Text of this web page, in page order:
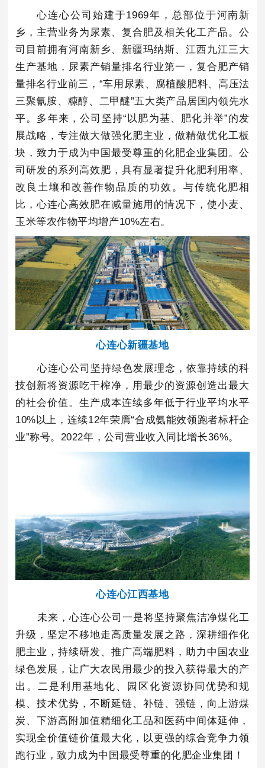
心连心公司始建于1969年，总部位于河南新
乡，主营业务为尿素、复合肥及相关化工产品。公
司目前拥有河南新乡、新疆玛纳斯、江西九江三大
生产基地，尿素产销量排名行业第一，复合肥产销
量排名行业前三，“车用尿素、腐植酸肥料、高压法
三聚氰胺、糠醇、二甲醚”五大类产品居国内领先水
平。多年来，公司坚持“以肥为基、肥化并举”的发
展战略，专注做大做强化肥主业，做精做优化工板
块，致力于成为中国最受尊重的化肥企业集团。公
司研发的系列高效肥，具有显著提升化肥利用率、
改良土壤和改善作物品质的功效。与传统化肥相
比，心连心高效肥在减量施用的情况下，使小麦、
玉米等农作物平均增产10%左右。
心连心新疆基地
心连心公司坚持绿色发展理念，依靠持续的科
技创新将资源吃干榨净，用最少的资源创造出最大
的社会价值。生产成本连续多年低于行业平均水平
10%以上，连续12年荣膺“合成氨能效领跑者标杆企
业”称号。2022年，公司营业收入同比增长36%。
心连心江西基地
未来，心连心公司一是将坚持聚焦洁净煤化工
升级，坚定不移地走高质量发展之路，深耕细作化
肥主业，持续研发、推广高端肥料，助力中国农业
绿色发展，让广大农民用最少的投入获得最大的产
出。二是利用基地化、园区化资源协同优势和规
模、技术优势，不断延链、补链、强链，向上游煤
炭、下游高附加值精细化工品和医药中间体延伸，
实现全价值链价值最大化，以更强的综合竞争力领
跑行业，致力成为中国最受尊重的化肥企业集团！